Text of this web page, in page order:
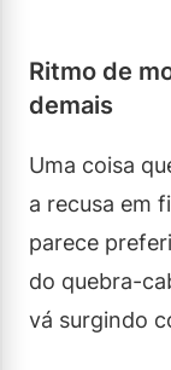
Ritmo de
demais
Uma coisa
a recusa em
parece
do quebra-
vá surgindo